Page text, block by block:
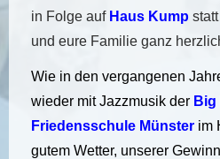
in Folge auf Haus Kump
und eure Familie ganz
Wie in den vergangenen
wieder mitJazzmusik der
Friedensschule Münster im
gutem Wetter, unserer